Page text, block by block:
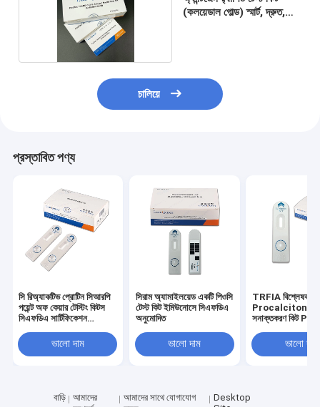
(কলয়েডাল গোল্ড) স্মার্ট, দ্রুত,
চালিয়ে
প্রস্তাবিত পণ্য
সি রিঅ্যাকটিভ প্রোটিন সিআরপি
পয়েন্ট অফ কেয়ার টেস্টিং কিটস
সিএফডিএ সার্টিফিকেশন
ভালো দাম
সিরাম অ্যামাইলয়েড একটি পিওসি
টেস্ট কিট ইমিউনোসে সিএফডিএ
অনুমোদিত
ভালো দাম
TRFIA বিশ্লেষক
Procalcitonin
সনাক্তকরণ কিট PCT
ভালো দাম
বাড়ি
আমাদের
আমাদের সাথে যোগাযোগ
Desktop